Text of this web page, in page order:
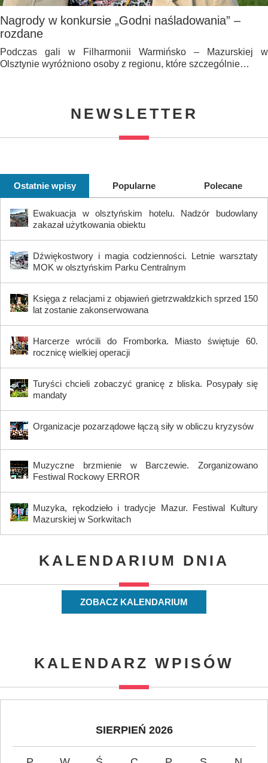
Nagrody w konkursie „Godni naśladowania” –
rozdane
Podczas gali w Filharmonii Warmińsko – Mazurskiej w
Olsztynie wyróżniono osoby z regionu, które szczególnie…
NEWSLETTER
Ostatnie wpisy Popularne Polecane
Ewakuacja w olsztyńskim hotelu. Nadzór budowlany
zakazał użytkowania obiektu
Dźwiękostwory i magia codzienności. Letnie warsztaty
MOK w olsztyńskim Parku Centralnym
Księga z relacjami z objawień gietrzwałdzkich sprzed 150
lat zostanie zakonserwowana
Harcerze wrócili do Fromborka. Miasto świętuje 60.
rocznicę wielkiej operacji
Turyści chcieli zobaczyć granicę z bliska. Posypały się
mandaty
Organizacje pozarządowe łączą siły w obliczu kryzysów
Muzyczne brzmienie w Barczewie. Zorganizowano
Festiwal Rockowy ERROR
Muzyka, rękodzieło i tradycje Mazur. Festiwal Kultury
Mazurskiej w Sorkwitach
KALENDARIUM DNIA
ZOBACZ KALENDARIUM
KALENDARZ WPISÓW
SIERPIEŃ 2026